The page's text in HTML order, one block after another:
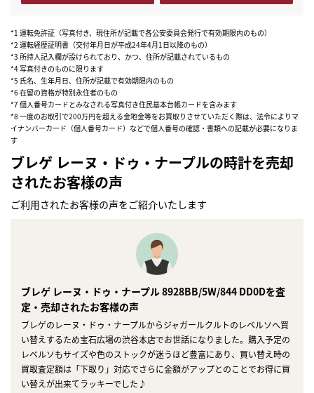
*1 運転免許証（写真付き、現住所が記載で各公安委員会発行で有効期限内のもの）
*2 運転経歴証明書（交付年月日が平成24年4月1日以降のもの）
*3 所持人記入欄が設けられており、かつ、住所が記載されているもの
*4 写真付きのものに限ります
*5 氏名、生年月日、住所が記載で有効期限内のもの
*6 在留の資格が特別永住者のもの
*7 個人番号カードとみなされる写真付き住民基本台帳カードを含みます
*8 一度のお取引で200万円を超える金地金等をお買取りさせていただく際は、法令によりマ
イナンバーカード（個人番号カード）などで個人番号の確認・書類への記載が必要になりま
す
ブレゲ レーヌ・ドゥ・ナープルの時計を売却
されたお客様の声
ご利用されたお客様の声をご紹介いたします
ブレゲ レーヌ・ドゥ・ナープル 8928BB/5W/844 DD0Dを査
定・売却されたお客様の声
ブレゲのレーヌ・ドゥ・ナープルからジャガールクルトのレベルソへ買
い替えするため宝石広場の渋谷本店でお世話になりました。購入予定の
レベルソもサイズや色のストックが迷うほど豊富にあり、買い替え時の
買取査定額は「下取り」対応でさらに金額がアップとのことでお得に買
い替えが出来てラッキーでした♪